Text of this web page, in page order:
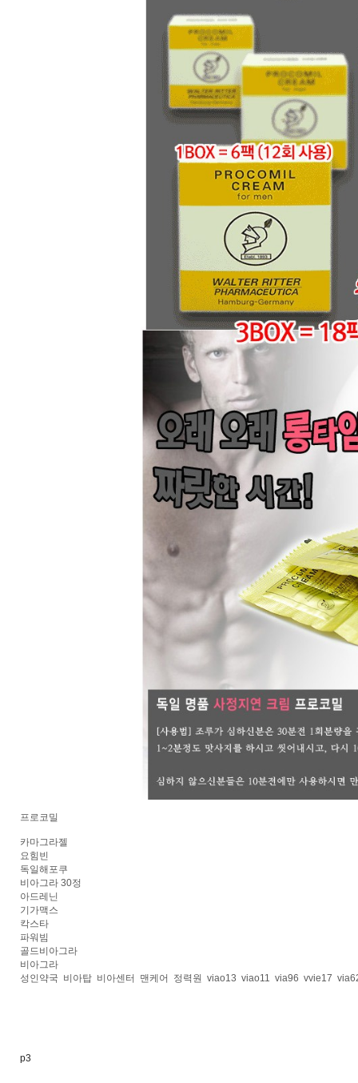
프로코밀
카마그라젤
요힘빈
독일해포쿠
비아그라 30정
아드레닌
기가맥스
칵스타
파워빔
골드비아그라
비아그라
성인약국 비아탑 비아센터 맨케어 정력원 viao13 viao11 via96 vvie17
p3